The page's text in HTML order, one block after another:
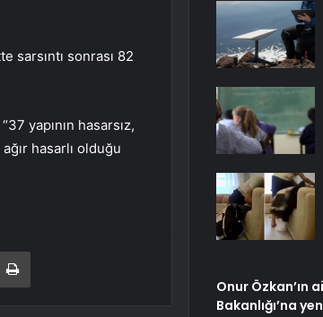
sarsıntı sonrası 82
yapının hasarsız,
hasarlı olduğu
ile paylaş Yazdır
Onur Özkan’ın
Bakanlığı’na